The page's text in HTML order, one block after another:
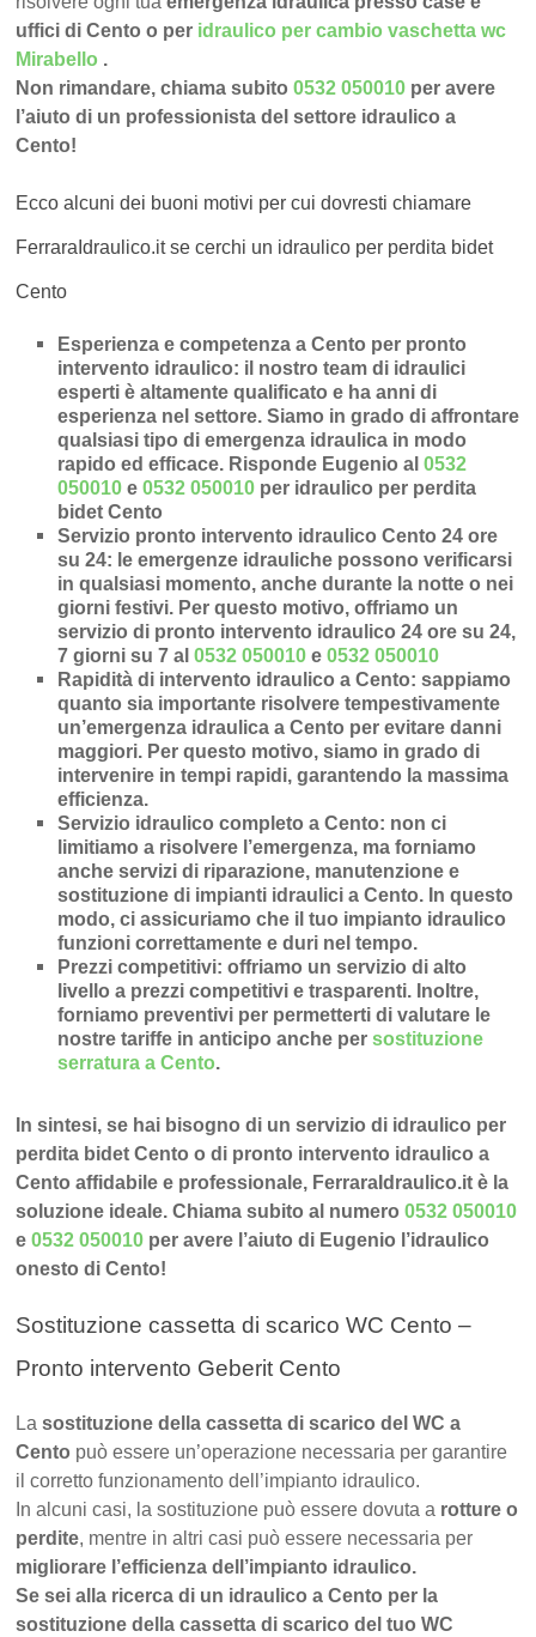
uffici di Cento o per idraulico per cambio vaschetta wc
Mirabello .
Non rimandare, chiama subito0532 050010 per avere
l’aiuto di un professionista del settore idraulico a
Cento!
Ecco alcuni dei buoni motivi per cui dovresti chiamare
FerraraIdraulico.it se cerchi un idraulico per perdita bidet
Cento
Esperienza e competenza a Cento per pronto
intervento idraulico: il nostro team di idraulici
esperti è altamente qualificato e ha anni di
esperienza nel settore. Siamo in grado di affrontare
qualsiasi tipo di emergenza idraulica in modo
rapido ed efficace. Risponde Eugenio al0532
050010 e0532 050010 per idraulico per perdita
bidet Cento
Servizio pronto intervento idraulico Cento 24 ore
su 24: le emergenze idrauliche possono verificarsi
in qualsiasi momento, anche durante la notte o nei
giorni festivi. Per questo motivo, offriamo un
servizio di pronto intervento idraulico 24 ore su 24,
7 giorni su 7 al0532 050010 e0532 050010
Rapidità di intervento idraulico a Cento: sappiamo
quanto sia importante risolvere tempestivamente
un’emergenza idraulica a Cento per evitare danni
maggiori. Per questo motivo, siamo in grado di
intervenire intempi rapidi, garantendo la massima
efficienza.
Servizio idraulico completo a Cento: non ci
limitiamo a risolvere l’emergenza, ma forniamo
ancheservizi di riparazione, manutenzione e
sostituzione di impianti idraulici a Cento. In questo
modo, ci assicuriamo che il tuo impianto idraulico
funzioni correttamente e duri nel tempo.
Prezzi competitivi: offriamo unservizio di alto
livello a prezzi competitivi e trasparenti. Inoltre,
forniamo preventivi per permetterti di valutare le
nostre tariffe in anticipo anche persostituzione
serratura a Cento.
In sintesi, se hai bisogno di un servizio di idraulico per
perdita bidet Cento o di pronto intervento idraulico a
Cento affidabile e professionale, FerraraIdraulico.it è la
soluzione ideale. Chiama subito al numero0532 050010
e0532 050010 per avere l’aiuto di Eugenio l’idraulico
onesto di Cento!
Sostituzione cassetta di scarico WC Cento –
Pronto intervento Geberit Cento
Lasostituzione della cassetta di scarico del WC a
Cento può essere un’operazione necessaria per garantire
il corretto funzionamento dell’impianto idraulico.
In alcuni casi, la sostituzione può essere dovuta a rotture o
perdite, mentre in altri casi può essere necessaria per
migliorare l’efficienza dell’impianto idraulico.
Se sei alla ricerca di un idraulico a Cento per la
sostituzione della cassetta di scarico del tuo WC